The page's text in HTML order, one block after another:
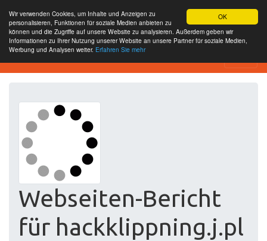
OK
Wir verwenden Cookies, um Inhalte und Anzeigen zu
personalisieren, Funktionen für soziale Medien anbieten zu
können und die Zugriffe auf unsere Website zu analysieren. Außerdem geben wir
Informationen zu Ihrer Nutzung unserer Website an unsere Partner für soziale Medien,
Werbung und Analysen weiter. Erfahren Sie mehr
Free SEO Testing Tool
Webseiten-Bericht
für hackklippning.j.pl